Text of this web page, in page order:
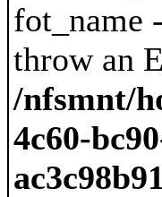
fot_name
throw an
/nfsmnt/
4c60-